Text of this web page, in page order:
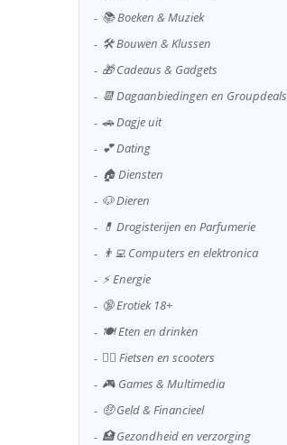
📚 Boeken & Muziek
🛠️ Bouwen & Klussen
🎁 Cadeaus & Gadgets
📆 Dagaanbiedingen en Groupdeals
🚗 Dagje uit
💕 Dating
🏠 Diensten
🐶 Dieren
💊 Drogisterijen en Parfumerie
👨‍💻 Computers en elektronica
⚡ Energie
🔞 Erotiek 18+
🍽️ Eten en drinken
🚴‍♂️ Fietsen en scooters
🎮 Games & Multimedia
🤑 Geld & Financieel
🏥 Gezondheid en verzorging